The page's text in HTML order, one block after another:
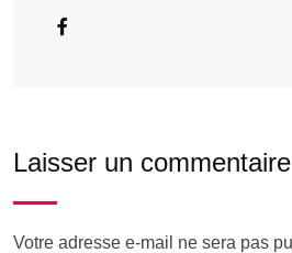
Laisser un commentaire
Votre adresse e-mail ne sera pas